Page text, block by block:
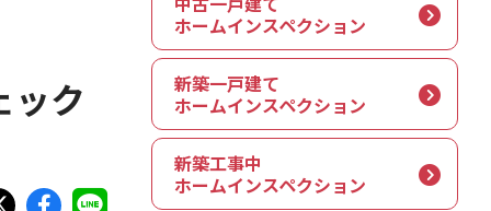
ック
ホームインスペクション
新築一戸建て
ホームインスペクション
新築工事中
ホームインスペクション